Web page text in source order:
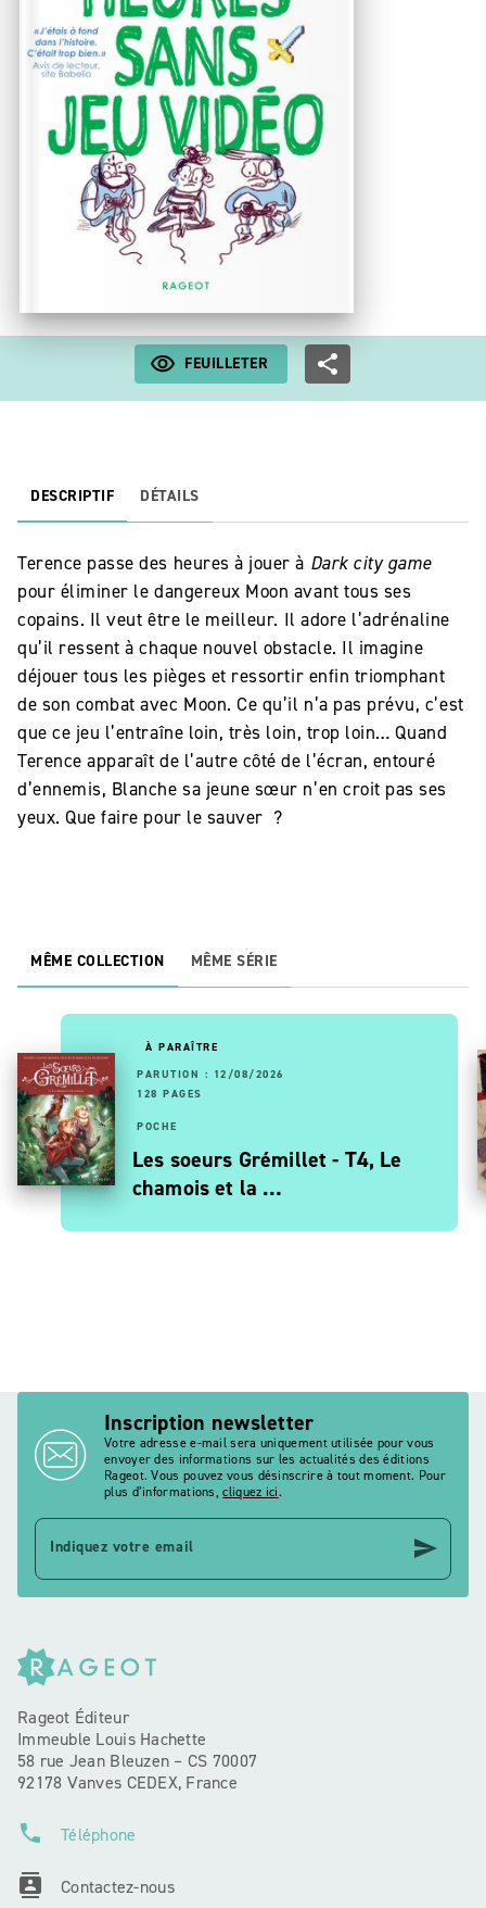
FEUILLETER
DESCRIPTIF DÉTAILS
Terence passe des heures à jouer à Dark city game
pour éliminer le dangereux Moon avant tous ses
copains. Il veut être le meilleur. Il adore l’adrénaline
qu’il ressent à chaque nouvel obstacle. Il imagine
déjouer tous les pièges et ressortir enfin triomphant
de son combat avec Moon. Ce qu’il n’a pas prévu, c’est
que ce jeu l’entraîne loin, très loin, trop loin… Quand
Terence apparaît de l’autre côté de l’écran, entouré
d’ennemis, Blanche sa jeune sœur n’en croit pas ses
yeux. Que faire pour le sauver ?
MÊME COLLECTION MÊME SÉRIE
À PARAÎTRE
PARUTION : 12/08/2026
128 PAGES
POCHE
Les soeurs Grémillet - T4, Le
chamois et la …
Inscription newsletter
Votre adresse e-mail sera uniquement utilisée pour vous
envoyer des informations sur les actualités des éditions
Rageot. Vous pouvez vous désinscrire à tout moment. Pour
plus d’informations,cliquez ici.
Indiquez votre email send
Rageot Éditeur
Immeuble Louis Hachette
58 rue Jean Bleuzen – CS 70007
92178 Vanves CEDEX, France
phone Téléphone
contacts Contactez-nous